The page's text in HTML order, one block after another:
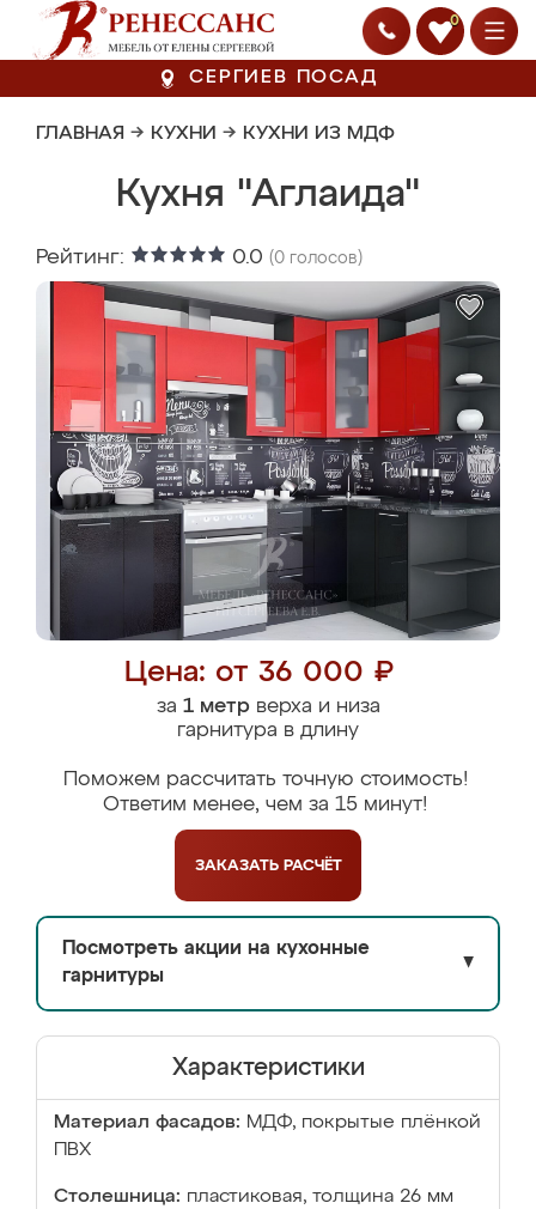
0
СЕРГИЕВ ПОСАД
ГЛАВНАЯ → КУХНИ → КУХНИ ИЗ МДФ
Кухня "Аглаида"
Рейтинг: 0.0 (0 голосов)
Цена: от 36 000 ₽
за 1 метрверха и низа
гарнитура в длину
Поможем рассчитать точную стоимость!
Ответим менее, чем за 15 минут!
ЗАКАЗАТЬ РАСЧЁТ
Посмотреть акции на кухонные
гарнитуры
▼
Характеристики
Материал фасадов: МДФ, покрытые плёнкой
ПВХ
Столешница: пластиковая, толщина 26 мм